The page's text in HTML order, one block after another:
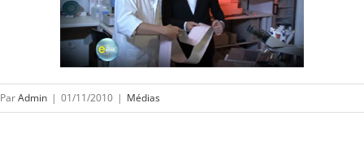
ParAdmin | 01/11/2010 | Médias